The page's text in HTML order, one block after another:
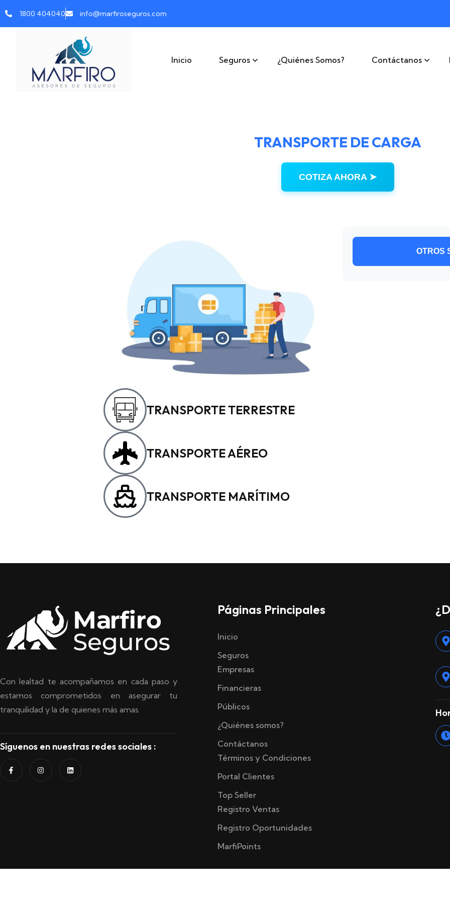
1800 404040 info@marfiroseguros.com
Inicio Seguros ¿Quiénes Somos? Contáctanos
TRANSPORTE DE CARGA
COTIZA AHORA ➤
TRANSPORTE TERRESTRE
TRANSPORTE AÉREO
TRANSPORTE MARÍTIMO
OTROS
Con lealtad te acompañamos en cada paso y
estamos comprometidos en asegurar tu
tranquilidad y la de quienes más amas.
Síguenos en nuestras redes sociales :
Páginas Principales
Inicio
Seguros
Empresas
Financieras
Públicos
¿Quiénes somos?
Contáctanos
Términos y Condiciones
Portal Clientes
Top Seller
Registro Ventas
Registro Oportunidades
MarfiPoints